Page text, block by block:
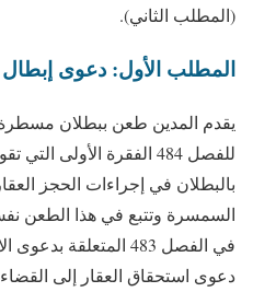
(المطلب الثاني).
المطلب الأول: دعوى
يقدم المدين طعن ببطلان مسطرة
للفصل 484 الفقرة
بالبطلان في إجراءات الحجز
السمسرة وتتبع في هذا الطعن
في الفصل 483
دعوى استحقاق العقار إلى